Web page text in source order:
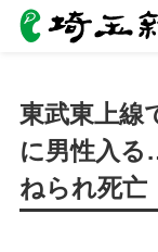
東武東上
に男性入
ねられ死